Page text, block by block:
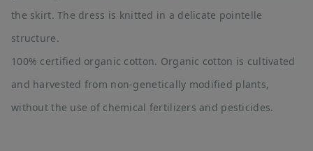
the skirt. The dress is knitted in a delicate pointelle
structure.
100% certified organic cotton. Organic cotton is cultivated
and harvested from non-genetically modified plants,
without the use of chemical fertilizers and pesticides.